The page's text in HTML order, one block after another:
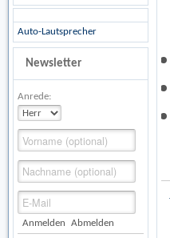
Auto-Lautsprecher
Newsletter
Anrede:
Anmelden Abmelden